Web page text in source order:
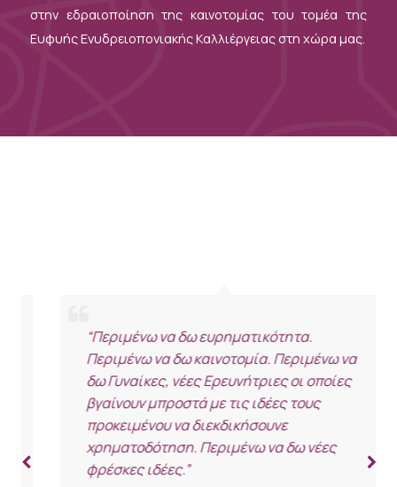
στην εδραιοποίηση της καινοτομίας του τομέα της
Ευφυής Ενυδρειοπονιακής Καλλιέργειας στη χώρα μας.
“Περιμένω να δω ευρηματικότητα.
Περιμένω να δω καινοτομία. Περιμένω να
δω Γυναίκες, νέες Ερευνήτριες οι οποίες
βγαίνουν μπροστά με τις ιδέες τους
προκειμένου να διεκδικήσουνε
χρηματοδότηση. Περιμένω να δω νέες
φρέσκες ιδέες.”